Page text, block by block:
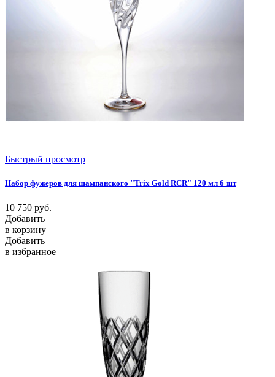
Быстрый просмотр
Набор фужеров для шампанского "Trix Gold RCR" 120 мл 6 шт
10 750 руб.
Добавить
в корзину
Добавить
в избранное